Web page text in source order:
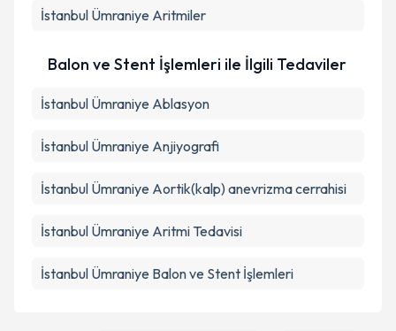
İstanbul Ümraniye Aritmiler
Balon ve Stent İşlemleri ile İlgili Tedaviler
İstanbul Ümraniye Ablasyon
İstanbul Ümraniye Anjiyografi
İstanbul Ümraniye Aortik(kalp) anevrizma cerrahisi
İstanbul Ümraniye Aritmi Tedavisi
İstanbul Ümraniye Balon ve Stent İşlemleri